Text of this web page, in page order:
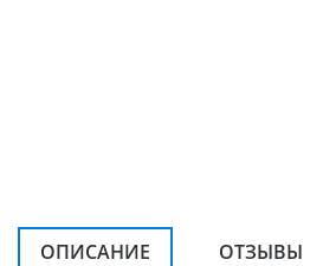
ОПИСАНИЕ ОТЗЫВЫ